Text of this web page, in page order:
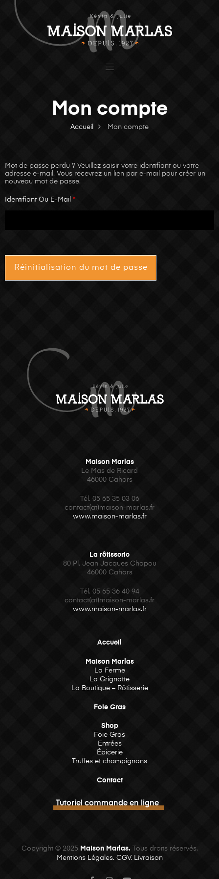
Accueil Mon compte
Mon compte
Mot de passe perdu ? Veuillez saisir votre identifiant ou votre
adresse e-mail. Vous recevrez un lien par e-mail pour créer un
nouveau mot de passe.
Identifiant Ou E-Mail *
Réinitialisation du mot de passe
Maison Marlas
Le Mas de Ricard
46000 Cahors
Tél. 05 65 35 03 06
contact(at)maison-marlas.fr
www.maison-marlas.fr
La rôtisserie
80 Pl. Jean Jacques Chapou
46000 Cahors
Tél. 05 65 36 40 94
contact(at)maison-marlas.fr
www.maison-marlas.fr
Accueil
Maison Marlas
La Ferme
La Grignotte
La Boutique – Rôtisserie
Foie Gras
Shop
Foie Gras
Entrées
Épicerie
Truffes et champignons
Contact
Tutoriel commande en ligne
Copyright © 2025 Maison Marlas.Tous droits réservés.
Mentions Légales. CGV. Livraison